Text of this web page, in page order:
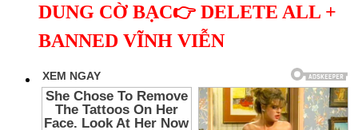
DUNG CỜ BẠC👉 DELETE ALL +
BANNED VĨNH VIỄN